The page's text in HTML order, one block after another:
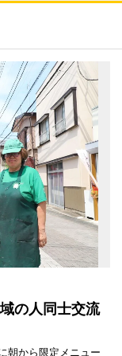
の人同士交流
朝から限定メニュー